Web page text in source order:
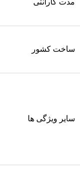
مدت گارانتی
ساخت کشور
سایر ویژگی ها